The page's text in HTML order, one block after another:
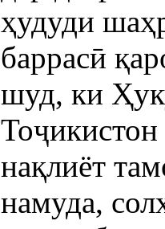
ҳудуди
баррасӣ
шуд, ки
нақлиёт
намуда,